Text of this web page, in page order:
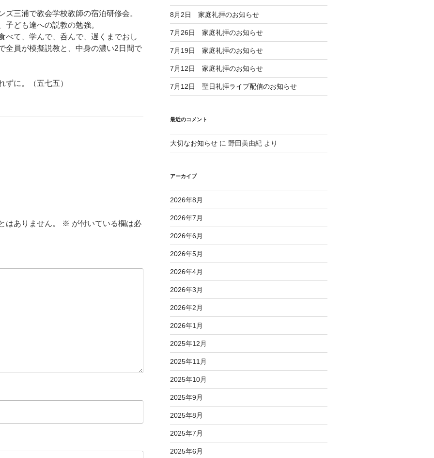
ズ三浦で教会学校教師の宿泊研修会。
子ども達への説教の勉強。
べて、学んで、呑んで、遅くまでおし
全員が模擬説教と、中身の濃い2日間で
ずに。（五七五）
はありません。 ※ が付いている欄は必
8月2日 家庭礼拝のお知らせ
7月26日 家庭礼拝のお知らせ
7月19日 家庭礼拝のお知らせ
7月12日 家庭礼拝のお知らせ
7月12日 聖日礼拝ライブ配信のお知らせ
最近のコメント
大切なお知らせに 野田美由紀より
アーカイブ
2026年8月
2026年7月
2026年6月
2026年5月
2026年4月
2026年3月
2026年2月
2026年1月
2025年12月
2025年11月
2025年10月
2025年9月
2025年8月
2025年7月
2025年6月